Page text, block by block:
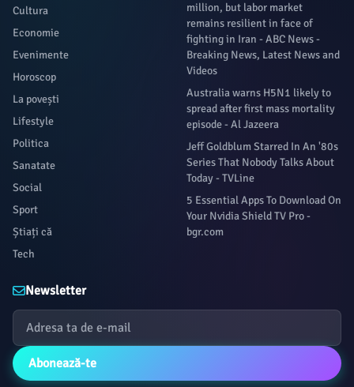
Cultura
Economie
Evenimente
Horoscop
La povești
Lifestyle
Politica
Sanatate
Social
Sport
Știați că
Tech
million, but labor market
remains resilient in face of
fighting in Iran - ABC News -
Breaking News, Latest News and
Videos
Australia warns H5N1 likely to
spread after first mass mortality
episode - Al Jazeera
Jeff Goldblum Starred In An '80s
Series That Nobody Talks About
Today - TVLine
5 Essential Apps To Download On
Your Nvidia Shield TV Pro -
bgr.com
Newsletter
Abonează-te